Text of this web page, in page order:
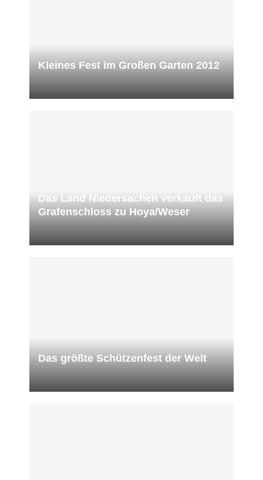
Kleines Fest im Großen Garten 2012
Das Land Niedersachen verkauft das
Grafenschloss zu Hoya/Weser
Das größte Schützenfest der Welt